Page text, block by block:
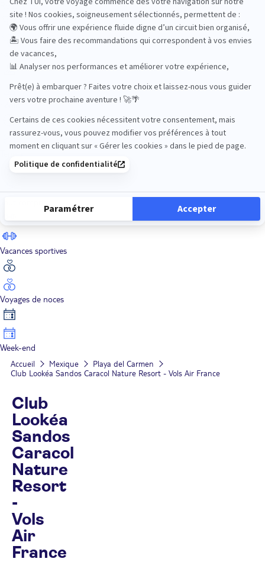
Road Trips
Safari
Sénior
Vacances sportives
Voyages de noces
Week-end
Accueil Mexique
Playa del Carmen
Club Lookéa Sandos Caracol Nature Resort - Vols Air France
Club
Lookéa
Sandos
Caracol
Nature
Resort
-
Vols
Air
France